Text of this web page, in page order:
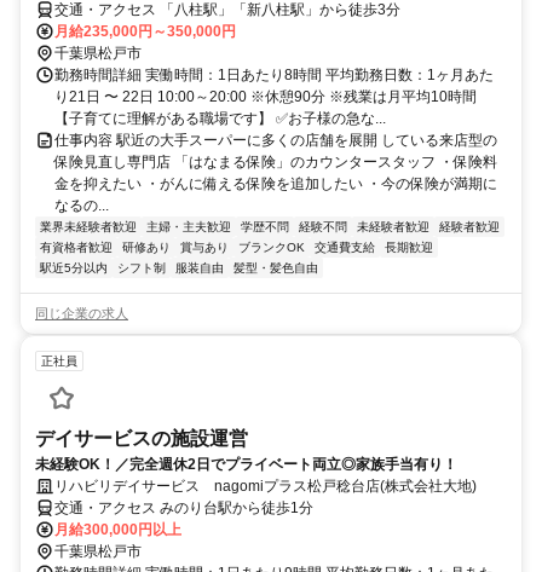
交通・アクセス 「八柱駅」「新八柱駅」から徒歩3分
月給235,000円～350,000円
千葉県松戸市
勤務時間詳細 実働時間：1日あたり8時間 平均勤務日数：1ヶ月あた
り21日 〜 22日 10:00～20:00 ※休憩90分 ※残業は月平均10時間
【子育てに理解がある職場です】 ✅お子様の急な...
仕事内容 駅近の大手スーパーに多くの店舗を展開 している来店型の
保険見直し専門店 「はなまる保険」のカウンタースタッフ ・保険料
金を抑えたい ・がんに備える保険を追加したい ・今の保険が満期に
なるの...
業界未経験者歓迎 主婦・主夫歓迎 学歴不問 経験不問 未経験者歓迎
経験者歓迎
有資格者歓迎
研修あり 賞与あり ブランクOK 交通費支給
長期歓迎
駅近5分以内
シフト制 服装自由 髪型・髪色自由
同じ企業の求人
正社員
デイサービスの施設運営
未経験OK！／完全週休2日でプライベート両立◎家族手当有り！
リハビリデイサービス nagomiプラス松戸稔台店(株式会社大地)
交通・アクセス みのり台駅から徒歩1分
月給300,000円以上
千葉県松戸市